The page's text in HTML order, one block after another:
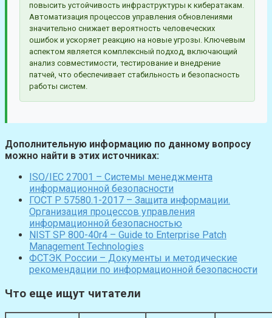
повысить устойчивость инфраструктуры к кибератакам.
Автоматизация процессов управления обновлениями
значительно снижает вероятность человеческих
ошибок и ускоряет реакцию на новые угрозы. Ключевым
аспектом является комплексный подход, включающий
анализ совместимости, тестирование и внедрение
патчей, что обеспечивает стабильность и безопасность
работы систем.
Дополнительную информацию по данному вопросу
можно найти в этих источниках:
ISO/IEC 27001 – Системы менеджмента
информационной безопасности
ГОСТ Р 57580.1-2017 – Защита информации.
Организация процессов управления
информационной безопасностью
NIST SP 800-40r4 – Guide to Enterprise Patch
Management Technologies
ФСТЭК России – Документы и методические
рекомендации по информационной безопасности
Что еще ищут читатели